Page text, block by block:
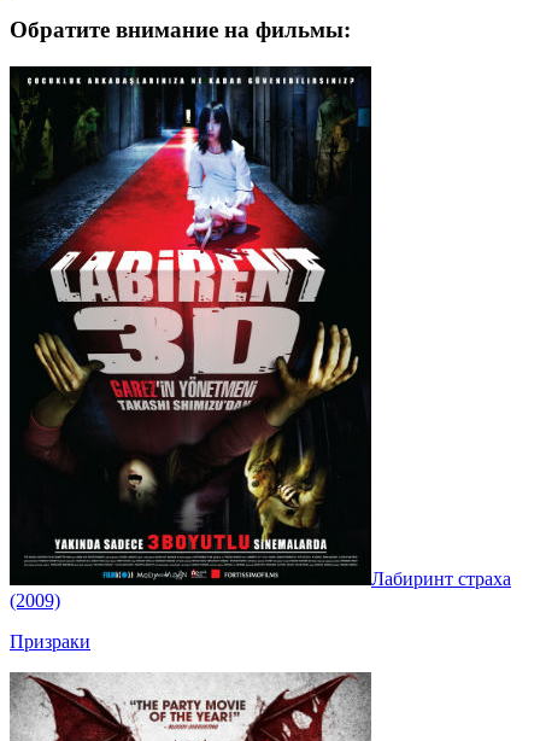
Обратите внимание на фильмы:
Лабиринт страха
(2009)
Призраки